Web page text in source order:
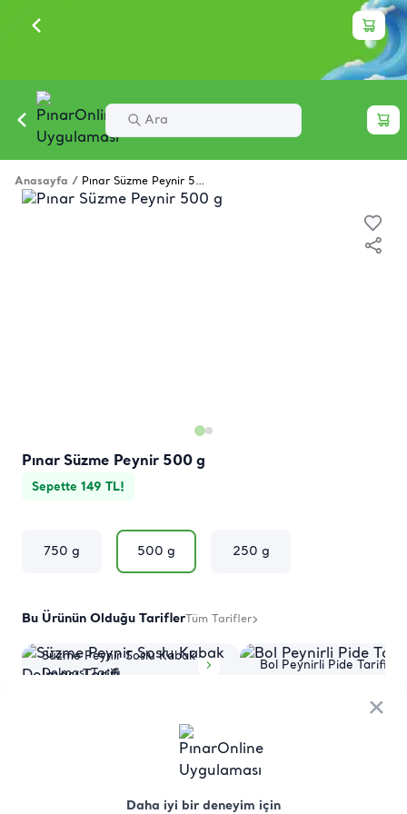
×
Daha iyi bir deneyim için
×
Daha iyi bir deneyim için
Anasayfa / Pınar Süzme Peynir 500 g
Pınar Süzme Peynir 500 g
Sepette 149 TL!
750 g 500 g 250 g
Bu Ürünün Olduğu TariflerTüm Tarifler
Süzme Peynir Soslu Kabak
Dolması Tarifi
Bol Peynirli Pide Tarifi
Değerleri
Üretici Menşei